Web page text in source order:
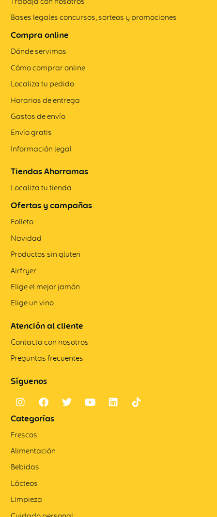
Bases legales concursos, sorteos y promociones
Compra online
Dónde servimos
Cómo comprar online
Localiza tu pedido
Horarios de entrega
Gastos de envío
Envío gratis
Información legal
Tiendas Ahorramas
Localiza tu tienda
Ofertas y campañas
Folleto
Navidad
Productos sin gluten
Airfryer
Elige el mejor jamón
Elige un vino
Atención al cliente
Contacta con nosotros
Preguntas frecuentes
Síguenos
Categorías
Frescos
Alimentación
Bebidas
Lácteos
Limpieza